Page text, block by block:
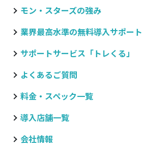
モン・スターズの強み
業界最高水準の無料導入サポート
サポートサービス「トレくる」
よくあるご質問
料金・スペック一覧
導入店舗一覧
会社情報